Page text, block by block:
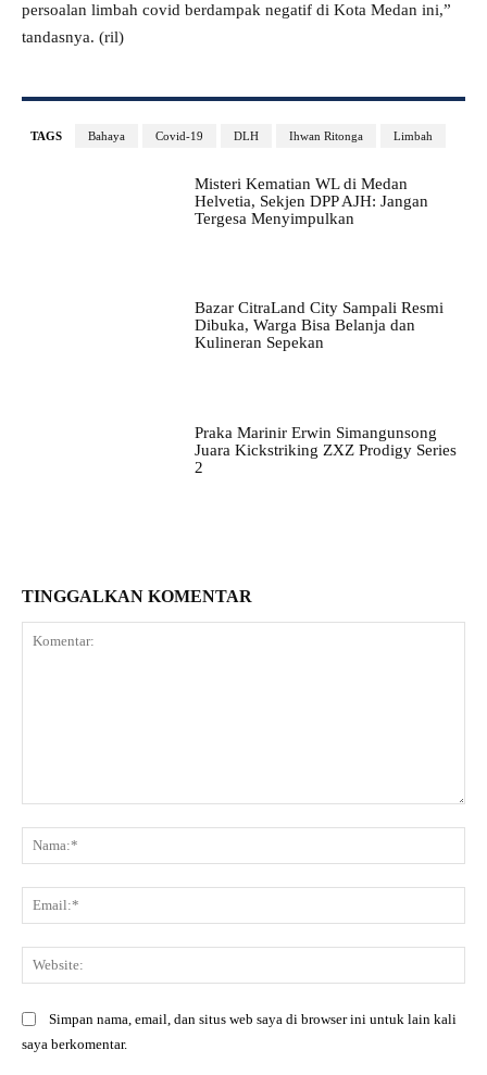
persoalan limbah covid berdampak negatif di Kota Medan ini,”
tandasnya. (ril)
TAGS Bahaya Covid-19 DLH Ihwan Ritonga Limbah
Misteri Kematian WL di Medan
Helvetia, Sekjen DPP AJH: Jangan
Tergesa Menyimpulkan
Bazar CitraLand City Sampali Resmi
Dibuka, Warga Bisa Belanja dan
Kulineran Sepekan
Praka Marinir Erwin Simangunsong
Juara Kickstriking ZXZ Prodigy Series
2
TINGGALKAN KOMENTAR
Simpan nama, email, dan situs web saya di browser ini untuk lain kali
saya berkomentar.